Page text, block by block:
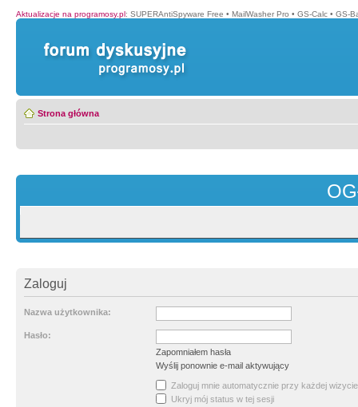
Aktualizacje na programosy.pl: SUPERAntiSpyware Free • MailWasher Pro • GS-Calc • GS-
Strona główna
Zaloguj
Nazwa użytkownika:
Hasło:
Zapomniałem hasła
Wyślij ponownie e-mail aktywujący
Zaloguj mnie automatycznie przy każdej wizycie
Ukryj mój status w tej sesji